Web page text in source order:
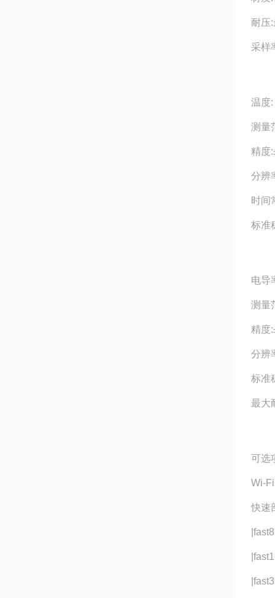
耐压
采样
温度:
测量
精度
分辨
时间
标准
电导
测量
精度
分辨
标准
最大
可选
Wi-
快速